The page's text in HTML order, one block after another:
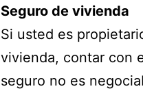
Seguro de vivienda
Si usted es
vivienda, contar con
seguro no es